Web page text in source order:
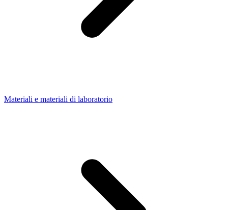
Materiali e materiali di laboratorio